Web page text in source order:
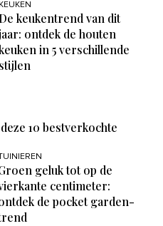
KEUKEN
De keukentrend van dit
ontdek de houten
in 5 verschillende
stijlen
10 bestverkochte
TUINIEREN
geluk tot op de
centimeter:
de pocket garden-